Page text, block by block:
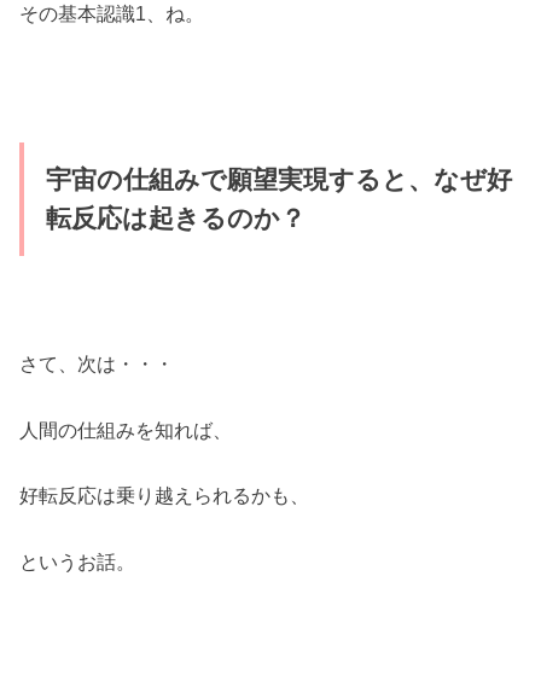
その基本認識1、ね。
宇宙の仕組みで願望実現すると、なぜ好
転反応は起きるのか？
さて、次は・・・
人間の仕組みを知れば、
好転反応は乗り越えられるかも、
というお話。